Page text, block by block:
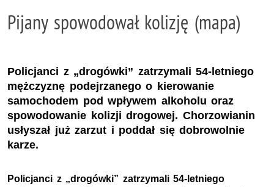
Pijany spowodował kolizję (mapa)
Policjanci z „drogówki” zatrzymali 54-letniego
mężczyznę podejrzanego o kierowanie
samochodem pod wpływem alkoholu oraz
spowodowanie kolizji drogowej. Chorzowianin
usłyszał już zarzut i poddał się dobrowolnie
karze.
Policjanci z „drogówki” zatrzymali 54-letniego